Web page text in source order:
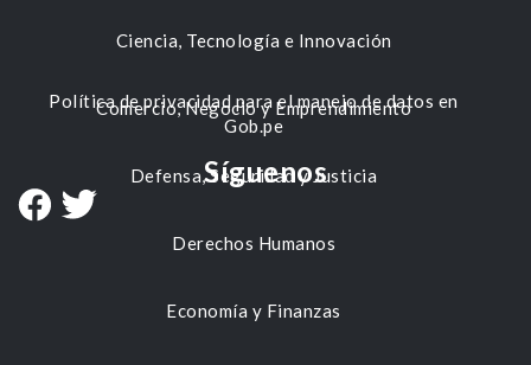
Ciencia, Tecnología e Innovación
Comercio, Negocio y Emprendimiento
Defensa, Seguridad y Justicia
Derechos Humanos
Economía y Finanzas
Política de privacidad para el manejo de datos en
Gob.pe
Síguenos